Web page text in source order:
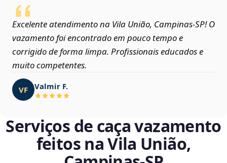
Excelente atendimento na Vila União, Campinas‑SP! O
vazamento foi encontrado em pouco tempo e
corrigido de forma limpa. Profissionais educados e
muito competentes.
VF Valmir F.
Serviços de caça vazamento
feitos na Vila União,